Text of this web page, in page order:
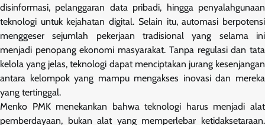
disinformasi, pelanggaran data pribadi, hingga penyalahgunaan
teknologi untuk kejahatan digital. Selain itu, automasi berpotensi
menggeser sejumlah pekerjaan tradisional yang selama ini
menjadi penopang ekonomi masyarakat. Tanpa regulasi dan tata
kelola yang jelas, teknologi dapat menciptakan jurang kesenjangan
antara kelompok yang mampu mengakses inovasi dan mereka
yang tertinggal.
Menko PMK menekankan bahwa teknologi harus menjadi alat
pemberdayaan, bukan alat yang memperlebar ketidaksetaraan.